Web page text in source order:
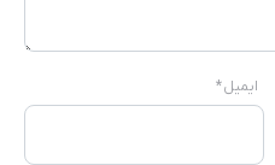
ایمیل*